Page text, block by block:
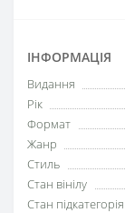
ІНФОРМАЦІЯ
Видання
Рік
Формат
Жанр
Стиль
Стан вінілу
Стан підкатегорія